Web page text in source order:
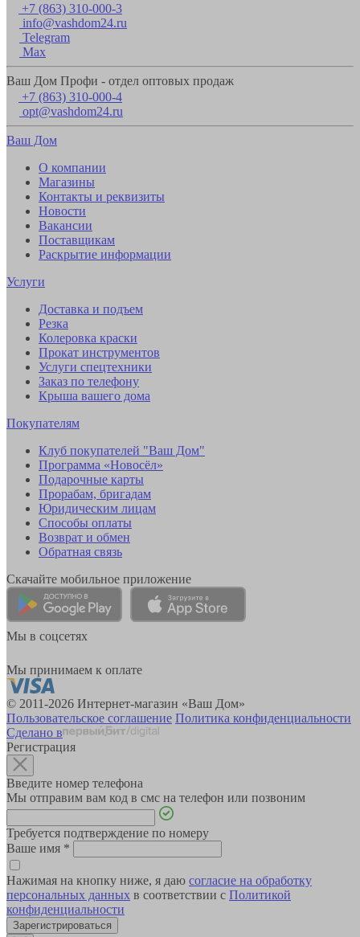
+7 (863) 310-000-3
info@vashdom24.ru
Telegram
Max
Ваш Дом Профи - отдел оптовых продаж
+7 (863) 310-000-4
opt@vashdom24.ru
Ваш Дом
О компании
Магазины
Контакты и реквизиты
Новости
Вакансии
Поставщикам
Раскрытие информации
Услуги
Доставка и подъем
Резка
Колеровка краски
Прокат инструментов
Услуги спецтехники
Заказ по телефону
Крыша вашего дома
Покупателям
Клуб покупателей "Ваш Дом"
Программа «Новосёл»
Подарочные карты
Прорабам, бригадам
Юридическим лицам
Способы оплаты
Возврат и обмен
Обратная связь
Скачайте мобильное приложение
Мы в соцсетях
Мы принимаем к оплате
© 2011-2026 Интернет-магазин «Ваш Дом»
Пользовательское соглашение Политика конфиденциальности
Сделано в
Регистрация
Введите номер телефона
Мы отправим вам код в смс на телефон или позвоним
Требуется подтверждение по номеру
Ваше имя *
Нажимая на кнопку ниже, я даю согласие на обработку
персональных данных в соответствии с Политикой
конфиденциальности
Зарегистрироваться